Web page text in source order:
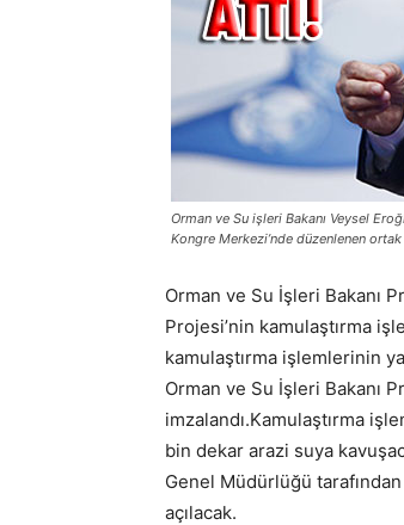
Orman ve Su işleri Bakanı Veysel
Kongre Merkezi’nde düzenlenen
Orman ve Su İşleri Bakanı
Projesi’nin kamulaştırma
kamulaştırma işlemlerinin
Orman ve Su İşleri Bakanı
imzalandı.Kamulaştırma
bin dekar arazi suya
Genel Müdürlüğü
açılacak.